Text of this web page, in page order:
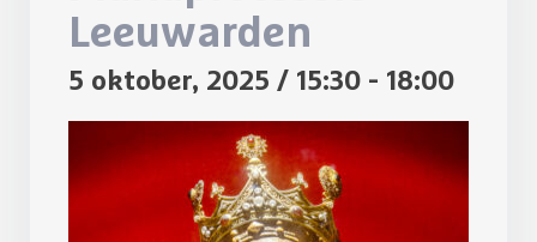
Leeuwarden
5 oktober, 2025 / 15:30 - 18:00